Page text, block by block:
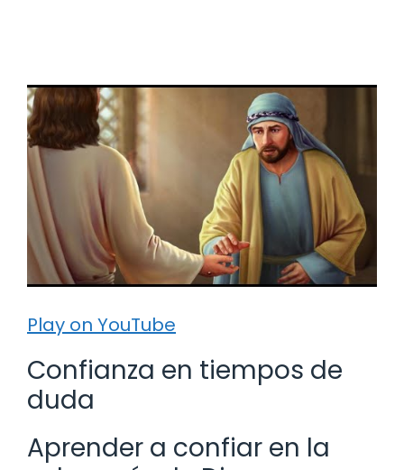
Play on YouTube
Confianza en tiempos de
duda
Aprender a confiar en la